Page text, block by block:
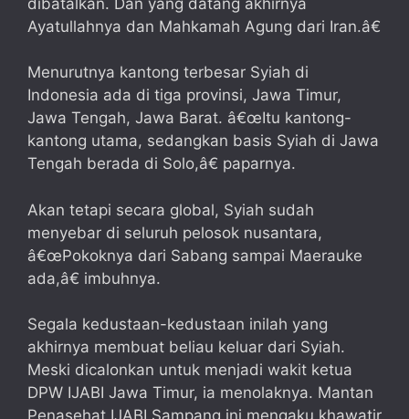
Ayatullahnya dan Mahkamah Agung dari Iran.â€
Menurutnya kantong terbesar Syiah di
Indonesia ada di tiga provinsi, Jawa Timur,
Jawa Tengah, Jawa Barat. â€œItu kantong-
kantong utama, sedangkan basis Syiah di Jawa
Tengah berada di Solo,â€ paparnya.
Akan tetapi secara global, Syiah sudah
menyebar di seluruh pelosok nusantara,
â€œPokoknya dari Sabang sampai Maerauke
ada,â€ imbuhnya.
Segala kedustaan-kedustaan inilah yang
akhirnya membuat beliau keluar dari Syiah.
Meski dicalonkan untuk menjadi wakit ketua
DPW IJABI Jawa Timur, ia menolaknya. Mantan